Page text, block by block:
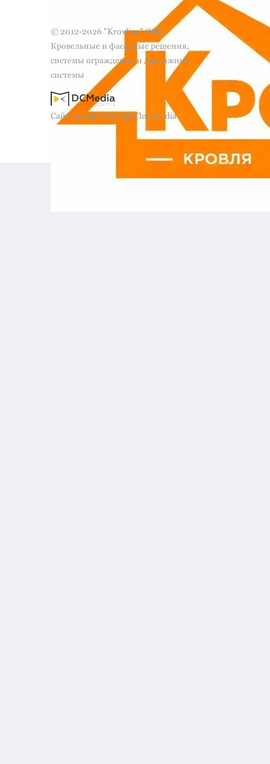
© 2012-2026 "Krovline" ООО
Кровельные и фасадные решения,
системы ограждения и дренажные
системы
Сайт создан в Design Club Media